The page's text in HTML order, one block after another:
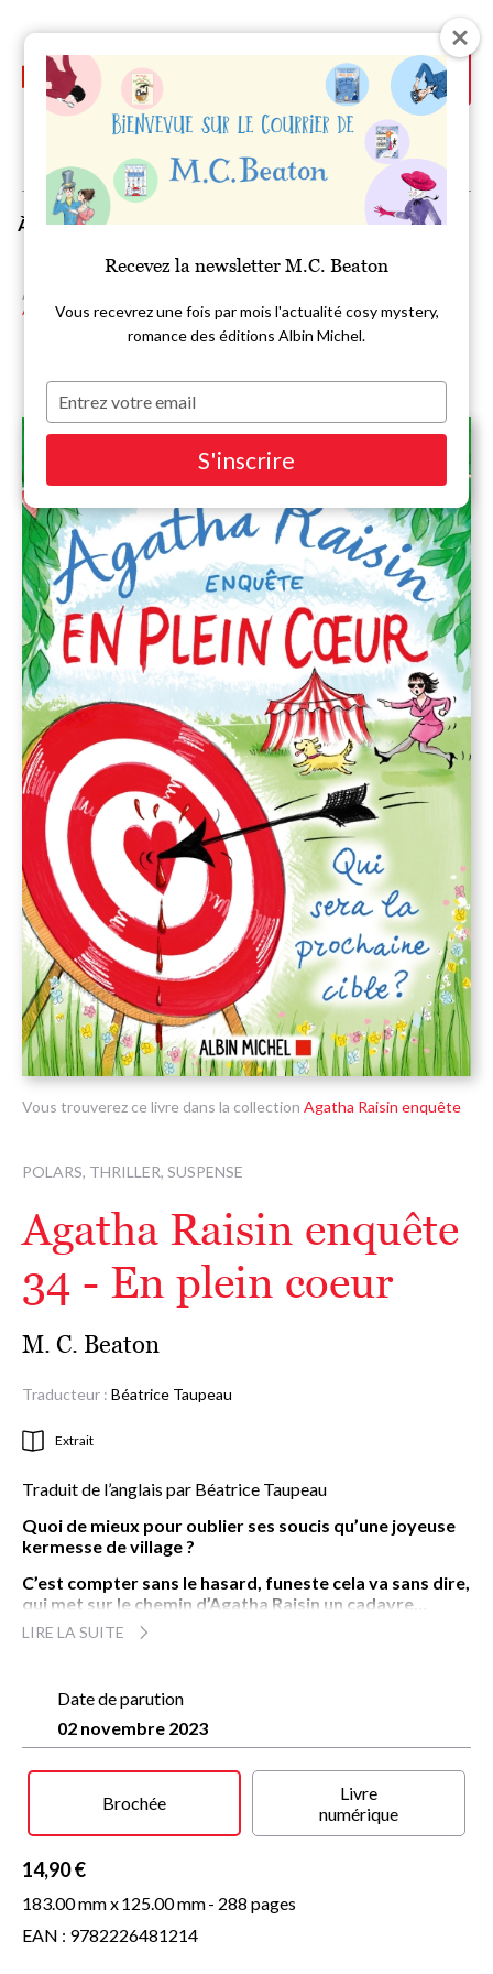
contenu
principal
À la Une Auteurs Livres
Accueil
Agatha Raisin enquête 34 - En plein coeur
Vous trouverez ce livre dans la collection Agatha Raisin enquête
POLARS, THRILLER, SUSPENSE
Agatha Raisin enquête
34 - En plein coeur
M. C. Beaton
Traducteur : Béatrice Taupeau
Extrait
Traduit de l’anglais par Béatrice Taupeau
Quoi de mieux pour oublier ses soucis qu’une joyeuse
kermesse de village ?
C’est compter sans le hasard, funeste cela va sans dire,
qui met sur le chemin d’Agatha Raisin un cadavre…
Aussi raide que la flèche qui lui transperce le cœur, sir
l’inspecteur divisionnaire Wilkes, qui n’aime pas qu’une
détective privée mette son nez dans les affaires de la police,
d’accuser sa rivale. Fermement décidée à prouver son
histoire d’héritage qui pourrait bien faire d’elle la prochaine
LIRE LA SUITE
Date de parution
02 novembre 2023
Brochée
Livre
numérique
14,90 €
183.00 mm x125.00 mm- 288 pages
EAN : 9782226481214
Recevez la newsletter M.C. Beaton
Vous recevrez une fois par mois l'actualité cosy mystery,
romance des éditions Albin Michel.
Saisissez
votre
e-
S'inscrire